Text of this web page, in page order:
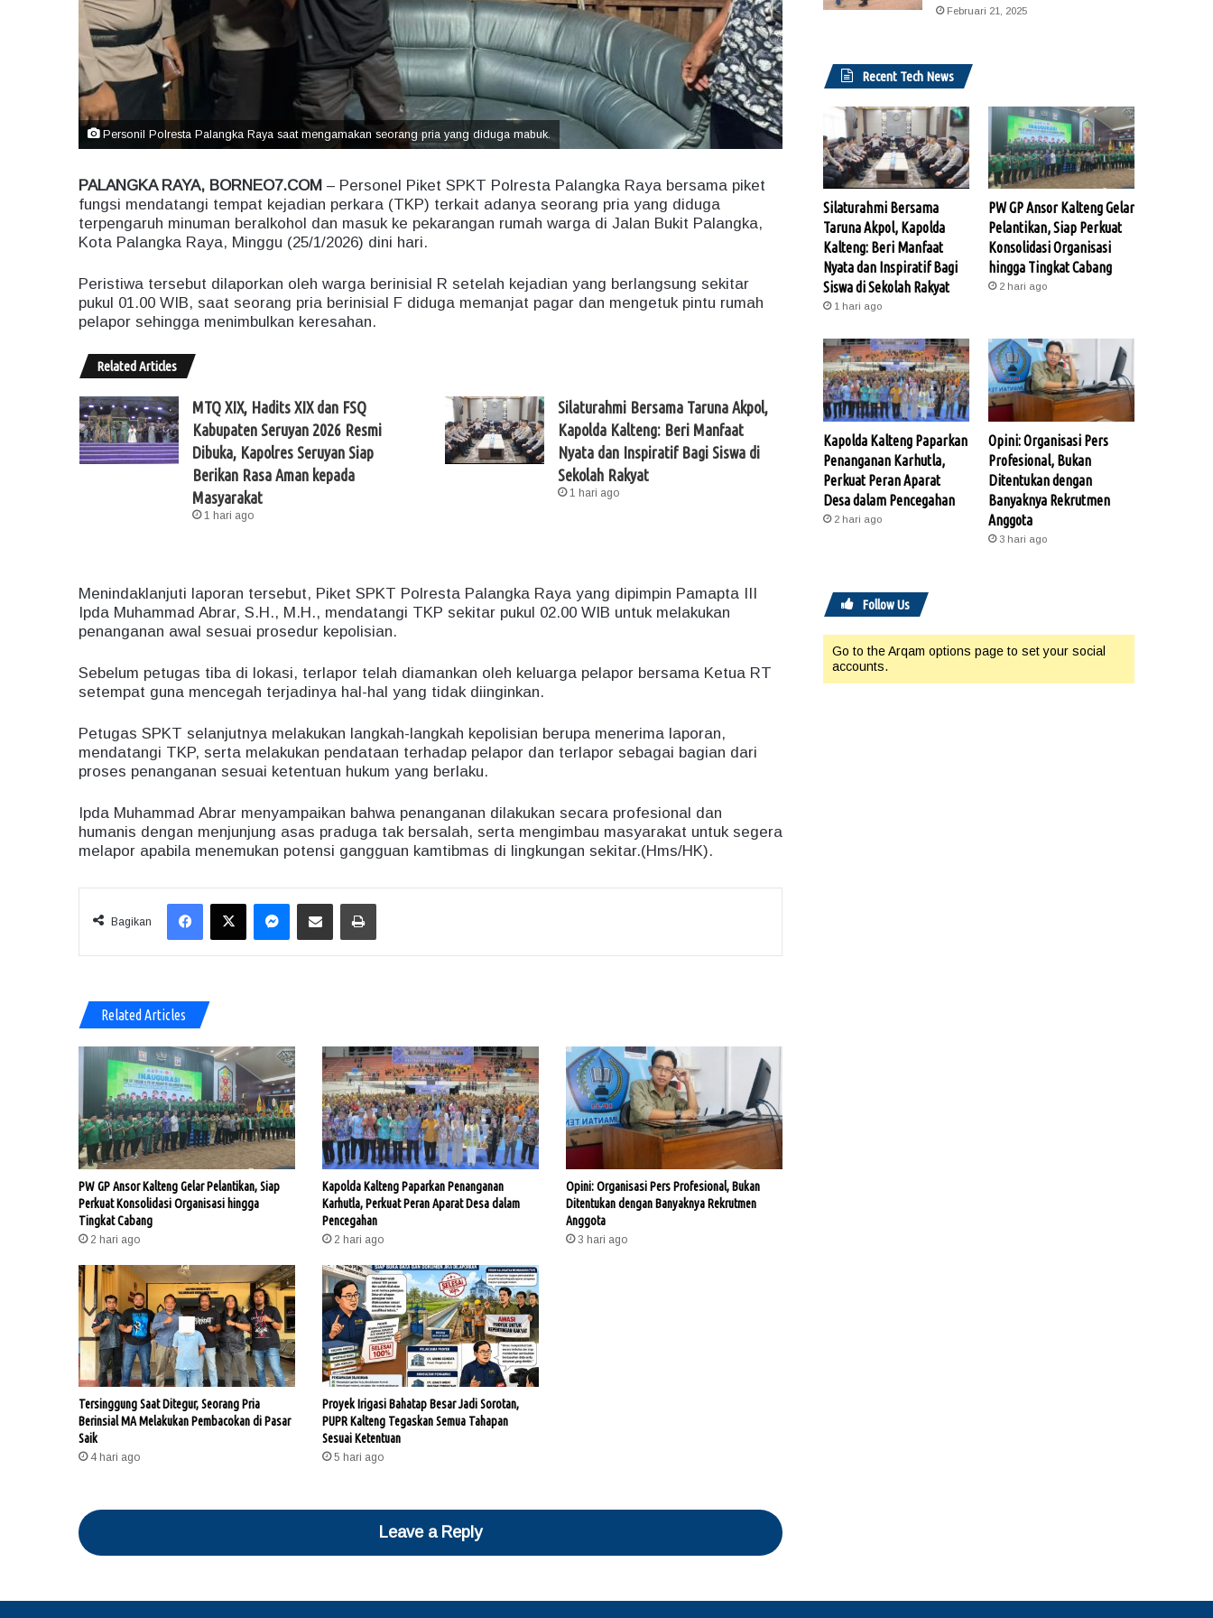
Personil Polresta Palangka Raya saat mengamakan seorang pria yang diduga mabuk.
PALANGKA RAYA, BORNEO7.COM – Personel Piket SPKT Polresta Palangka Raya bersama piket
fungsi mendatangi tempat kejadian perkara (TKP) terkait adanya seorang pria yang diduga
terpengaruh minuman beralkohol dan masuk ke pekarangan rumah warga di Jalan Bukit Palangka,
Kota Palangka Raya, Minggu (25/1/2026) dini hari.
Peristiwa tersebut dilaporkan oleh warga berinisial R setelah kejadian yang berlangsung sekitar
pukul 01.00 WIB, saat seorang pria berinisial F diduga memanjat pagar dan mengetuk pintu rumah
pelapor sehingga menimbulkan keresahan.
Related Articles
MTQ XIX, Hadits XIX dan FSQ
Kabupaten Seruyan 2026 Resmi
Dibuka, Kapolres Seruyan Siap
Berikan Rasa Aman kepada
Masyarakat
1 hari ago
Silaturahmi Bersama Taruna Akpol,
Kapolda Kalteng: Beri Manfaat
Nyata dan Inspiratif Bagi Siswa di
Sekolah Rakyat
1 hari ago
Menindaklanjuti laporan tersebut, Piket SPKT Polresta Palangka Raya yang dipimpin Pamapta III
Ipda Muhammad Abrar, S.H., M.H., mendatangi TKP sekitar pukul 02.00 WIB untuk melakukan
penanganan awal sesuai prosedur kepolisian.
Sebelum petugas tiba di lokasi, terlapor telah diamankan oleh keluarga pelapor bersama Ketua RT
setempat guna mencegah terjadinya hal-hal yang tidak diinginkan.
Petugas SPKT selanjutnya melakukan langkah-langkah kepolisian berupa menerima laporan,
mendatangi TKP, serta melakukan pendataan terhadap pelapor dan terlapor sebagai bagian dari
proses penanganan sesuai ketentuan hukum yang berlaku.
Ipda Muhammad Abrar menyampaikan bahwa penanganan dilakukan secara profesional dan
humanis dengan menjunjung asas praduga tak bersalah, serta mengimbau masyarakat untuk segera
melapor apabila menemukan potensi gangguan kamtibmas di lingkungan sekitar.(Hms/HK).
Bagikan
X
Related Articles
PW GP Ansor Kalteng Gelar Pelantikan, Siap
Perkuat Konsolidasi Organisasi hingga
Tingkat Cabang
2 hari ago
Kapolda Kalteng Paparkan Penanganan
Karhutla, Perkuat Peran Aparat Desa dalam
Pencegahan
2 hari ago
Opini: Organisasi Pers Profesional, Bukan
Ditentukan dengan Banyaknya Rekrutmen
Anggota
3 hari ago
Tersinggung Saat Ditegur, Seorang Pria
Berinsial MA Melakukan Pembacokan di Pasar
Saik
4 hari ago
Proyek Irigasi Bahatap Besar Jadi Sorotan,
PUPR Kalteng Tegaskan Semua Tahapan
Sesuai Ketentuan
5 hari ago
Leave a Reply
Februari 21, 2025
Recent Tech News
Silaturahmi Bersama
Taruna Akpol, Kapolda
Kalteng: Beri Manfaat
Nyata dan Inspiratif Bagi
Siswa di Sekolah Rakyat
1 hari ago
PW GP Ansor Kalteng Gelar
Pelantikan, Siap Perkuat
Konsolidasi Organisasi
hingga Tingkat Cabang
2 hari ago
Kapolda Kalteng Paparkan
Penanganan Karhutla,
Perkuat Peran Aparat
Desa dalam Pencegahan
2 hari ago
Opini: Organisasi Pers
Profesional, Bukan
Ditentukan dengan
Banyaknya Rekrutmen
Anggota
3 hari ago
Follow Us
Go to the Arqam options page to set your social
accounts.